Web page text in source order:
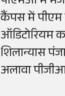
कैंपस में पीएम
ऑडिटोरियम
शिलान्यास
अलावा